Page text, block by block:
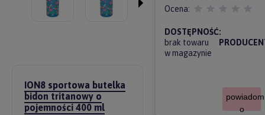
ION8 sportowa butelka
bidon tritanowy o
pojemności 400 ml
Ocena:
DOSTĘPNOŚĆ:
brak towaru
w magazynie
powiadom
o